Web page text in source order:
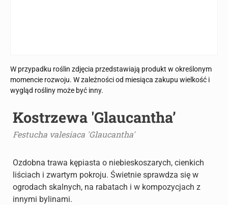
W przypadku roślin zdjęcia przedstawiają produkt w określonym
momencie rozwoju. W zależności od miesiąca zakupu wielkość i
wygląd rośliny może być inny.
Kostrzewa 'Glaucantha’
Festucha valesiaca 'Glaucantha'
Ozdobna trawa kępiasta o niebieskoszarych, cienkich
liściach i zwartym pokroju. Świetnie sprawdza się w
ogrodach skalnych, na rabatach i w kompozycjach z
innymi bylinami.